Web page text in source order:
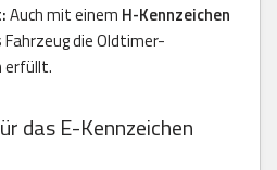
Auch mit einem H-Kennzeichen
Fahrzeug die Oldtimer-
erfüllt.
das E-Kennzeichen